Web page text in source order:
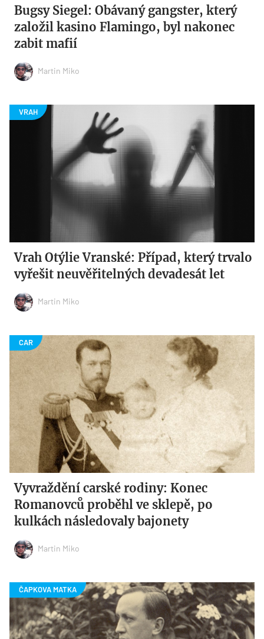
Bugsy Siegel: Obávaný gangster, který
založil kasino Flamingo, byl nakonec
zabit mafií
Martin Miko
Vrah Otýlie Vranské: Případ, který trvalo
vyřešit neuvěřitelných devadesát let
Martin Miko
Vyvraždění carské rodiny: Konec
Romanovců proběhl ve sklepě, po
kulkách následovaly bajonety
Martin Miko